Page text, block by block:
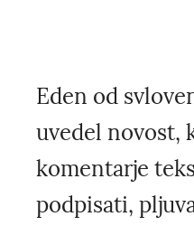
Eden od
uvedel novost,
komentarje
podpisati,